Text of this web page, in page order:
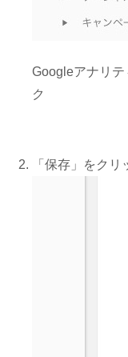
Googleアナリ
ク
「保存」をクリ